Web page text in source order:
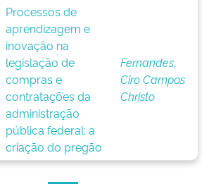
Processos de
aprendizagem e
inovação na
legislação de
compras e
contratações da
administração
pública federal: a
criação do pregão
Fernandes,
Ciro Campos
Christo